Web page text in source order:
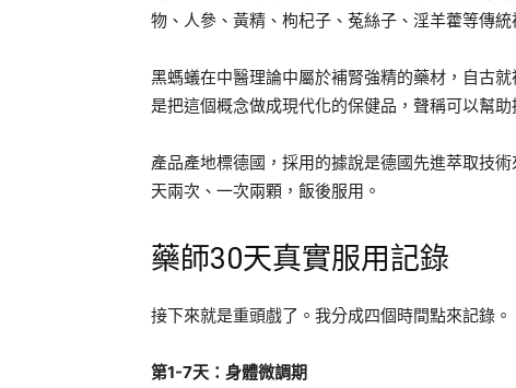
物、人參、黃精、枸杞子、菟絲子、淫羊藿等傳統
黑螞蟻在中醫理論中屬於補腎強精的藥材，自古
是把這個概念做成現代化的保健品，聲稱可以幫
產品產地標德國，採用的據說是德國先進萃取技
天兩次、一次兩顆，飯後服用。
藥師30天真實服用記錄
接下來就是重頭戲了。我分成四個時間點來記錄。
第1-7天：身體微調期